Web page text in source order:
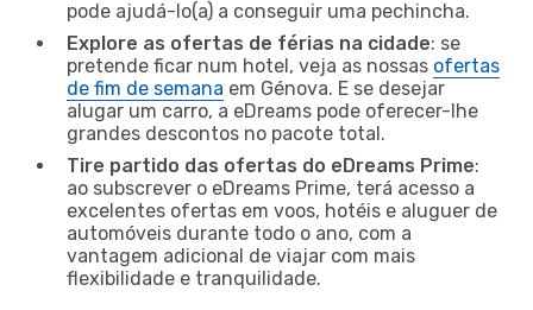
pode ajudá-lo(a) a conseguir uma pechincha.
Explore as ofertas de férias na cidade: se
pretende ficar num hotel, veja as nossas ofertas
de fim de semana em Génova. E se desejar
alugar um carro, a eDreams pode oferecer-lhe
grandes descontos no pacote total.
Tire partido das ofertas do eDreams Prime:
ao subscrever o eDreams Prime, terá acesso a
excelentes ofertas em voos, hotéis e aluguer de
automóveis durante todo o ano, com a
vantagem adicional de viajar com mais
flexibilidade e tranquilidade.